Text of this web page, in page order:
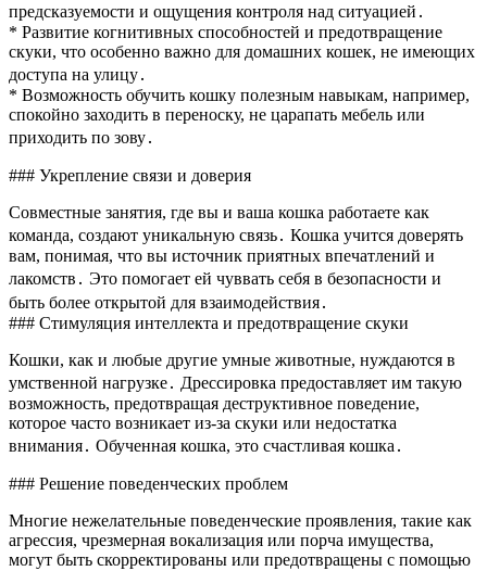
предсказуемости и ощущения контроля над ситуацией․
* Развитие когнитивных способностей и предотвращение
скуки, что особенно важно для домашних кошек, не имеющих
доступа на улицу․
* Возможность обучить кошку полезным навыкам, например,
спокойно заходить в переноску, не царапать мебель или
приходить по зову․
### Укрепление связи и доверия
Совместные занятия, где вы и ваша кошка работаете как
команда, создают уникальную связь․ Кошка учится доверять
вам, понимая, что вы источник приятных впечатлений и
лакомств․ Это помогает ей чуввать себя в безопасности и
быть более открытой для взаимодействия․
### Стимуляция интеллекта и предотвращение скуки
Кошки, как и любые другие умные животные, нуждаются в
умственной нагрузке․ Дрессировка предоставляет им такую
возможность, предотвращая деструктивное поведение,
которое часто возникает из-за скуки или недостатка
внимания․ Обученная кошка, это счастливая кошка․
### Решение поведенческих проблем
Многие нежелательные поведенческие проявления, такие как
агрессия, чрезмерная вокализация или порча имущества,
могут быть скорректированы или предотвращены с помощью